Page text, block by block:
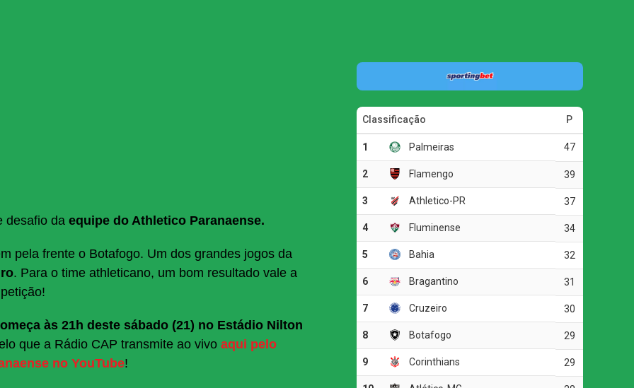
desafio da equipe do Athletico Paranaense.
pela frente o Botafogo. Um dos grandes jogos da
. Para o time athleticano, um bom resultado vale a
às 21h deste sábado (21) no Estádio Nilton
que a Rádio CAP transmite ao vivo aqui pelo
no YouTube!